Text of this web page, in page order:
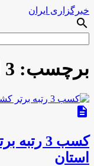
خبرگزاری ایران
search
برچسب: 3 استان
description
کسب 3
استان